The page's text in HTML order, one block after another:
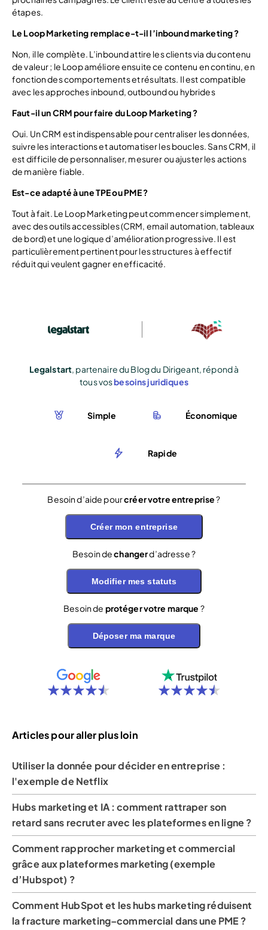
étapes.
Le Loop Marketing remplace-t-il l’inbound marketing ?
Non, il le complète. L’inbound attire les clients via du contenu
de valeur ; le Loop améliore ensuite ce contenu en continu, en
fonction des comportements et résultats. Il est compatible
avec les approches inbound, outbound ou hybrides
Faut-il un CRM pour faire du Loop Marketing ?
Oui. Un CRM est indispensable pour centraliser les données,
suivre les interactions et automatiser les boucles. Sans CRM, il
est difficile de personnaliser, mesurer ou ajuster les actions
de manière fiable.
Est-ce adapté à une TPE ou PME ?
Tout à fait. Le Loop Marketing peut commencer simplement,
avec des outils accessibles (CRM, email automation, tableaux
de bord) et une logique d’amélioration progressive. Il est
particulièrement pertinent pour les structures à effectif
réduit qui veulent gagner en efficacité.
Legalstart , partenaire du Blog du Dirigeant, répond à
tous vosbesoins juridiques
Simple Économique
Rapide
Besoin d’aide pourcréer votre entreprise?
Créer mon entreprise
Besoin dechangerd’adresse ?
Modifier mes statuts
Besoin de protéger votre marque ?
Déposer ma marque
Articles pour aller plus loin
Utiliser la donnée pour décider en entreprise :
l'exemple de Netflix
Hubs marketing et IA : comment rattraper son
retard sans recruter avec les plateformes en ligne ?
Comment rapprocher marketing et commercial
grâce aux plateformes marketing (exemple
d’Hubspot) ?
Comment HubSpot et les hubs marketing réduisent
la fracture marketing–commercial dans une PME ?